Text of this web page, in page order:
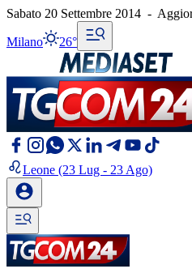
Sabato 20 Settembre 2014 -
Milano 26°
Leone (23 Lug - 23 Ago)